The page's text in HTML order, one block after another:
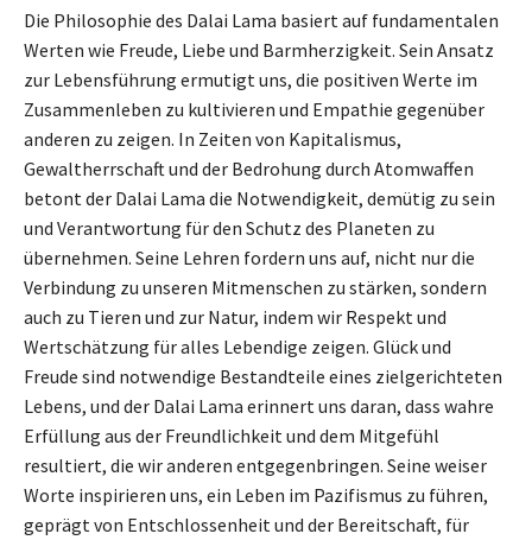
Die Philosophie des Dalai Lama basiert auf fundamentalen
Werten wie Freude, Liebe und Barmherzigkeit. Sein Ansatz
zur Lebensführung ermutigt uns, die positiven Werte im
Zusammenleben zu kultivieren und Empathie gegenüber
anderen zu zeigen. In Zeiten von Kapitalismus,
Gewaltherrschaft und der Bedrohung durch Atomwaffen
betont der Dalai Lama die Notwendigkeit, demütig zu sein
und Verantwortung für den Schutz des Planeten zu
übernehmen. Seine Lehren fordern uns auf, nicht nur die
Verbindung zu unseren Mitmenschen zu stärken, sondern
auch zu Tieren und zur Natur, indem wir Respekt und
Wertschätzung für alles Lebendige zeigen. Glück und
Freude sind notwendige Bestandteile eines zielgerichteten
Lebens, und der Dalai Lama erinnert uns daran, dass wahre
Erfüllung aus der Freundlichkeit und dem Mitgefühl
resultiert, die wir anderen entgegenbringen. Seine weiser
Worte inspirieren uns, ein Leben im Pazifismus zu führen,
geprägt von Entschlossenheit und der Bereitschaft, für